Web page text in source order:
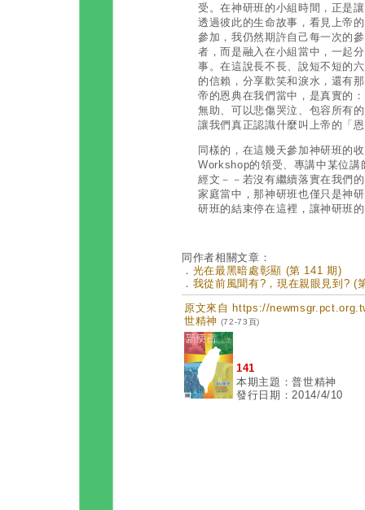
受。在神研班的小組時間，正是
透過彼此的生命故事，看見上帝
參加，我仍然期許自己每一次的
者，而是融入在小組當中，一起
事。在這說長不長、說短不短的
的信賴，分享歡笑和淚水，還有
帝的恩典在我們當中，是真實的
無助、可以悲傷哭泣、包容所有
讓我們真正認識什麼叫上帝的「
同樣的，在這幾天參加神研班的
Workshop的領受、專講中某位
經文－－若沒有繼續落實在我們
家庭當中，那神研班也僅只是神
研班的結束停在這裡，讓神研班
同作者相關文章：
． 光在最黑暗處彰顯 (第 141 期)
． 我從前風聞有?，現在親眼見到? (
原文來自 https://
世精神 (72-73頁)
141
本期主題：普世精神
發行日期：2014/4/10